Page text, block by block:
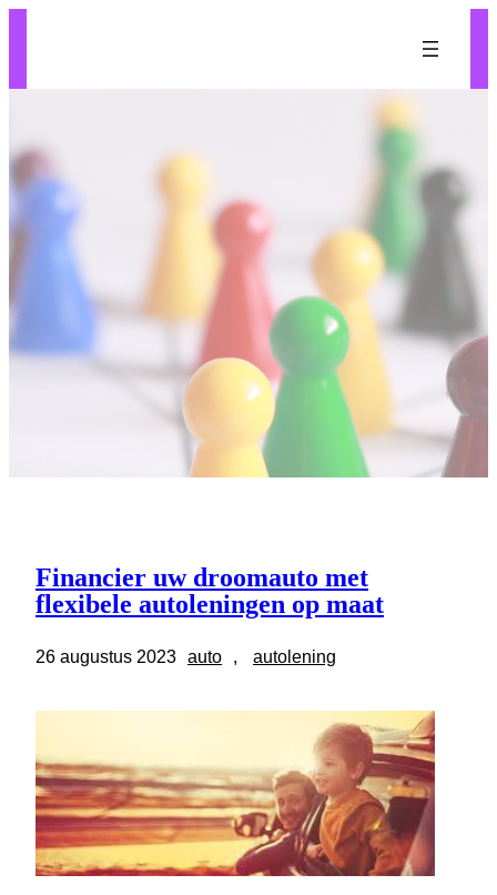
Financier uw droomauto met
flexibele autoleningen op maat
26 augustus 2023 auto , autolening